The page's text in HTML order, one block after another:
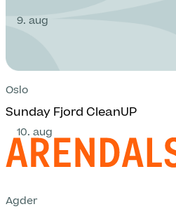
9. aug
Oslo
Sunday Fjord CleanUP
10. aug
Agder